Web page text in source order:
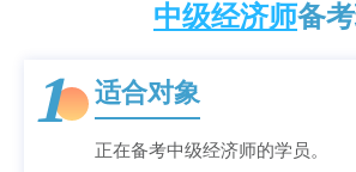
中级经济师备
1 适合对象
正在备考中级经济师的学员。